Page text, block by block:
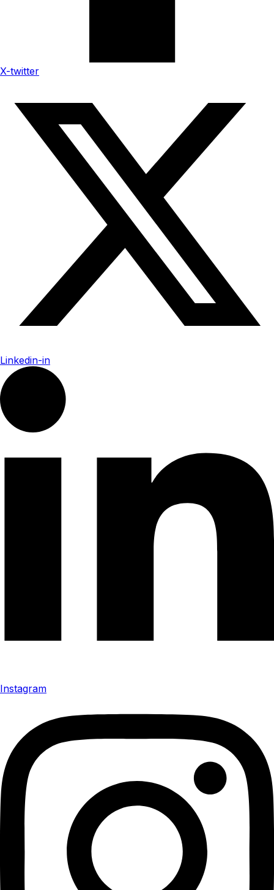
X-twitter
Linkedin-in
Instagram